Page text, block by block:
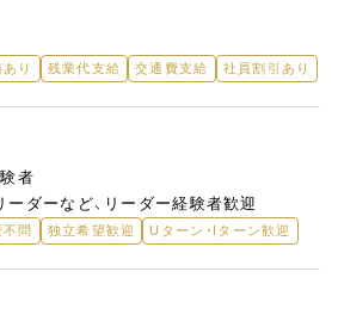
り 残業代支給 交通費支給 社員割引あり
者
ダーなど、リーダー経験者歓迎
問 独立希望歓迎 Uターン・Iターン歓迎